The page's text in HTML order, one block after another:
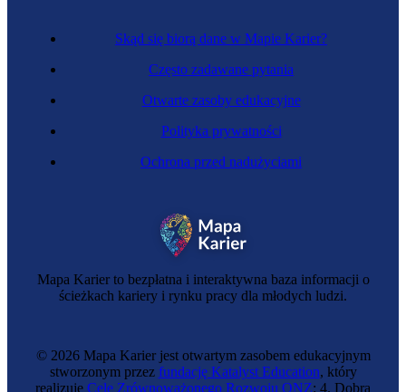
Mapa Karier to bezpłatna i interaktywna baza informacji o
ścieżkach kariery i rynku pracy dla młodych ludzi.
Skąd się biorą dane w Mapie Karier?
Często zadawane pytania
Otwarte zasoby edukacyjne
Polityka prywatności
Ochrona przed nadużyciami
© 2026 Mapa Karier jest otwartym zasobem edukacyjnym
stworzonym przez fundację Katalyst Education, który
realizuje Cele Zrównoważonego Rozwoju ONZ: 4. Dobra